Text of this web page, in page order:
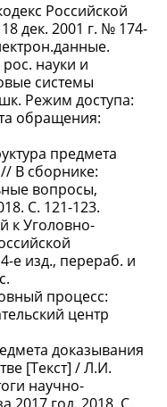
Российской
дек. 2001 г. № 174-
науки и
системы
Режим доступа:
обращения:
предмета
В сборнике:
вопросы,
С. 121-123.
к Уголовно-
е изд., перераб. и
процесс:
центр
доказывания
[Текст] / Л.И.
научно-